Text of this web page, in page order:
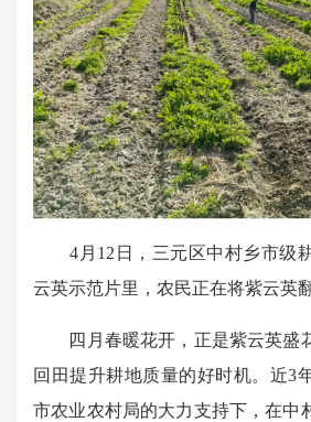
4月12日，三元区中村乡市级
云英示范片里，农民正在将紫云英
四月春暖花开，正是紫云英盛
回田提升耕地质量的好时机。近3
市农业农村局的大力支持下，在中